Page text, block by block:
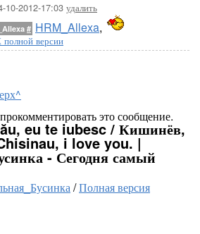
10-2012-17:03 удалить
# HRM_Allexa,
полной версии
это сообщение.
eu te iubesc / Кишинёв,
i love you. |
- Сегодня самый
/Полная версия